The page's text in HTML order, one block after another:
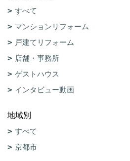
すべて
マンションリフォーム
戸建てリフォーム
店舗・事務所
ゲストハウス
インタビュー動画
地域別
すべて
京都市